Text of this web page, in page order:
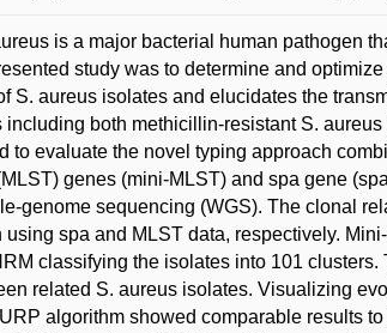
is a major bacterial human pathogen
study was to determine and
S. aureus isolates and elucidates the
including both methicillin-resistant S.
to evaluate the novel typing approach
genes (mini-MLST) and spa gene
genome sequencing (WGS). The clonal
using spa and MLST data, respectively.
classifying the isolates into 101
related S. aureus isolates. Visualizing
algorithm showed comparable results